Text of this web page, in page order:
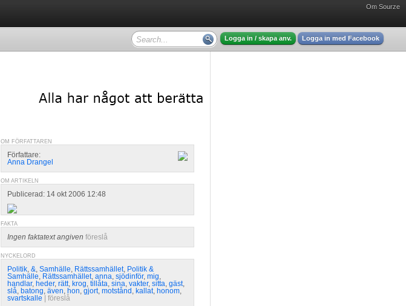
Om Sourze
Logga in / skapa anv. Logga in med Facebook
OM FÖRFATTAREN
Författare:
Anna Drangel
OM ARTIKELN
Publicerad: 14 okt 2006 12:48
FAKTA
Ingen faktatext angiven föreslå
NYCKELORD
Politik, &, Samhälle, Rättssamhället, Politik &
Samhälle, Rättssamhället, anna, sjödinför, mig,
handlar, heder, rätt, krog, tillåta, sina, vakter, sitta, gäst,
slå, batong, även, hon, gjort, motstånd , kallat, honom,
svartskalle
föreslå